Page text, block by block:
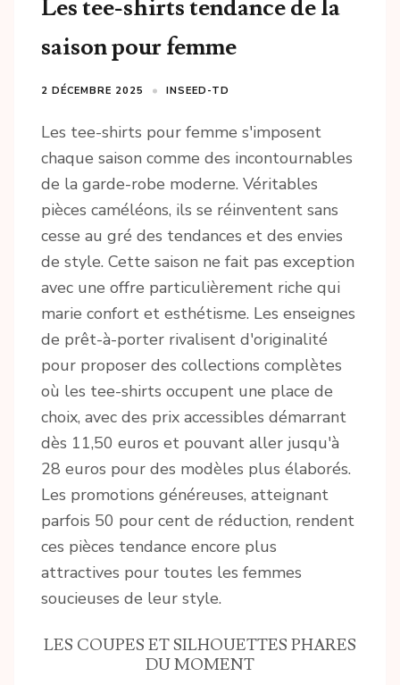
Les tee-shirts tendance de la
saison pour femme
2 DÉCEMBRE 2025 INSEED-TD
Les tee-shirts pour femme s'imposent
chaque saison comme des incontournables
de la garde-robe moderne. Véritables
pièces caméléons, ils se réinventent sans
cesse au gré des tendances et des envies
de style. Cette saison ne fait pas exception
avec une offre particulièrement riche qui
marie confort et esthétisme. Les enseignes
de prêt-à-porter rivalisent d'originalité
pour proposer des collections complètes
où les tee-shirts occupent une place de
choix, avec des prix accessibles démarrant
dès 11,50 euros et pouvant aller jusqu'à
28 euros pour des modèles plus élaborés.
Les promotions généreuses, atteignant
parfois 50 pour cent de réduction, rendent
ces pièces tendance encore plus
attractives pour toutes les femmes
soucieuses de leur style.
LES COUPES ET SILHOUETTES PHARES
DU MOMENT